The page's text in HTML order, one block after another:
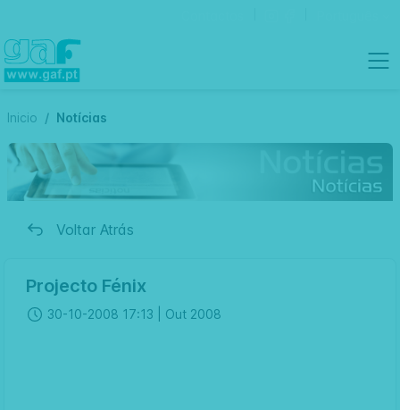
Inicio Notícias
Voltar Atrás
Projecto Fénix
30-10-2008 17:13 | Out 2008